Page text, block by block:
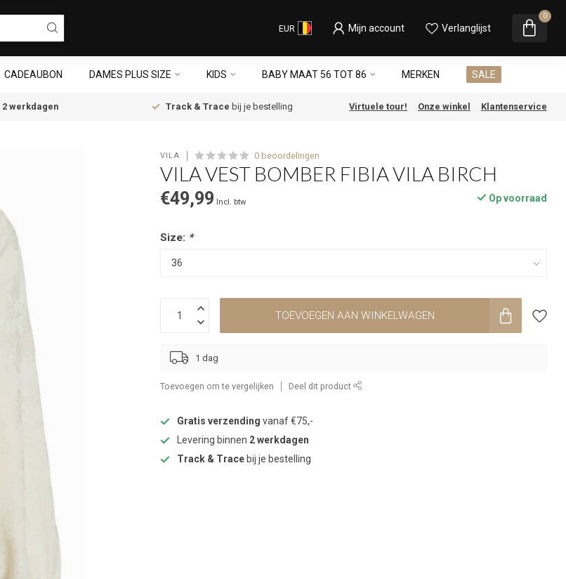
EUR Mijn account Verlanglijst
0
CADEAUBON DAMES PLUS SIZE KIDS BABY MAAT 56 TOT 86 MERKEN SALE
2 werkdagen Track & Trace bij je bestelling Virtuele tour! Onze winkel Klantenservice
VILA 0 beoordelingen
VILA VEST BOMBER FIBIA VILA BIRCH
€49,99 Incl. btw Op voorraad
Size: *
TOEVOEGEN AAN WINKELWAGEN
1 dag
Toevoegen om te vergelijken Deel dit product
Gratis verzending vanaf €75,-
Levering binnen 2 werkdagen
Track & Trace bij je bestelling